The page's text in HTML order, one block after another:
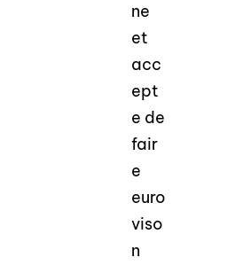
ne
et
acc
ept
e de
fair
e
euro
viso
n